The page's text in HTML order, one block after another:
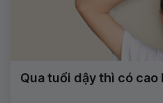
Qua tuổi dậy thì có